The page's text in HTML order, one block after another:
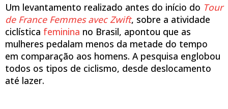
Um levantamento realizado antes do início do Tour
de France Femmes avec Zwift, sobre a atividade
ciclística feminina no Brasil, apontou que as
mulheres pedalam menos da metade do tempo
em comparação aos homens. A pesquisa englobou
todos os tipos de ciclismo, desde deslocamento
até lazer.